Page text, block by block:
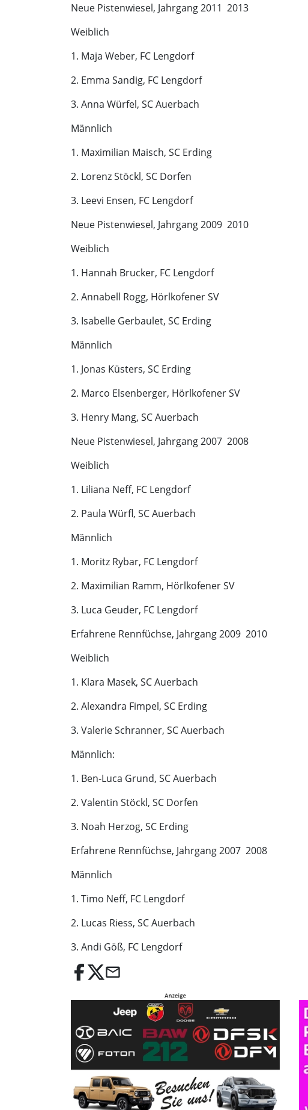
Neue Pistenwiesel, Jahrgang 2011  2013
Weiblich
1. Maja Weber, FC Lengdorf
2. Emma Sandig, FC Lengdorf
3. Anna Würfel, SC Auerbach
Männlich
1. Maximilian Maisch, SC Erding
2. Lorenz Stöckl, SC Dorfen
3. Leevi Ensen, FC Lengdorf
Neue Pistenwiesel, Jahrgang 2009  2010
Weiblich
1. Hannah Brucker, FC Lengdorf
2. Annabell Rogg, Hörlkofener SV
3. Isabelle Gerbaulet, SC Erding
Männlich
1. Jonas Küsters, SC Erding
2. Marco Elsenberger, Hörlkofener SV
3. Henry Mang, SC Auerbach
Neue Pistenwiesel, Jahrgang 2007  2008
Weiblich
1. Liliana Neff, FC Lengdorf
2. Paula Würfl, SC Auerbach
Männlich
1. Moritz Rybar, FC Lengdorf
2. Maximilian Ramm, Hörlkofener SV
3. Luca Geuder, FC Lengdorf
Erfahrene Rennfüchse, Jahrgang 2009  2010
Weiblich
1. Klara Masek, SC Auerbach
2. Alexandra Fimpel, SC Erding
3. Valerie Schranner, SC Auerbach
Männlich:
1. Ben-Luca Grund, SC Auerbach
2. Valentin Stöckl, SC Dorfen
3. Noah Herzog, SC Erding
Erfahrene Rennfüchse, Jahrgang 2007  2008
Männlich
1. Timo Neff, FC Lengdorf
2. Lucas Riess, SC Auerbach
3. Andi Göß, FC Lengdorf
email